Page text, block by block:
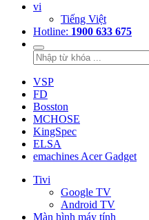
vi
Tiếng Việt
Hotline: 1900 633 675
VSP
FD
Bosston
MCHOSE
KingSpec
ELSA
emachines Acer Gadget
Tivi
Google TV
Android TV
Màn hình máy tính